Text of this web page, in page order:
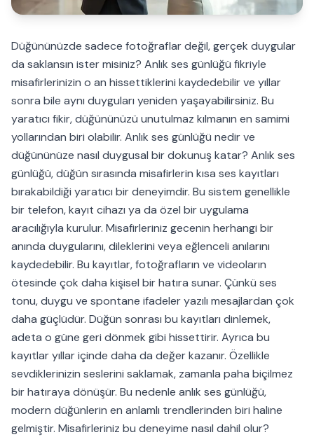
Düğününüzde sadece fotoğraflar değil, gerçek duygular
da saklansın ister misiniz? Anlık ses günlüğü fikriyle
misafirlerinizin o an hissettiklerini kaydedebilir ve yıllar
sonra bile aynı duyguları yeniden yaşayabilirsiniz. Bu
yaratıcı fikir, düğününüzü unutulmaz kılmanın en samimi
yollarından biri olabilir. Anlık ses günlüğü nedir ve
düğününüze nasıl duygusal bir dokunuş katar? Anlık ses
günlüğü, düğün sırasında misafirlerin kısa ses kayıtları
bırakabildiği yaratıcı bir deneyimdir. Bu sistem genellikle
bir telefon, kayıt cihazı ya da özel bir uygulama
aracılığıyla kurulur. Misafirleriniz gecenin herhangi bir
anında duygularını, dileklerini veya eğlenceli anılarını
kaydedebilir. Bu kayıtlar, fotoğrafların ve videoların
ötesinde çok daha kişisel bir hatıra sunar. Çünkü ses
tonu, duygu ve spontane ifadeler yazılı mesajlardan çok
daha güçlüdür. Düğün sonrası bu kayıtları dinlemek,
adeta o güne geri dönmek gibi hissettirir. Ayrıca bu
kayıtlar yıllar içinde daha da değer kazanır. Özellikle
sevdiklerinizin seslerini saklamak, zamanla paha biçilmez
bir hatıraya dönüşür. Bu nedenle anlık ses günlüğü,
modern düğünlerin en anlamlı trendlerinden biri haline
gelmiştir. Misafirleriniz bu deneyime nasıl dahil olur?